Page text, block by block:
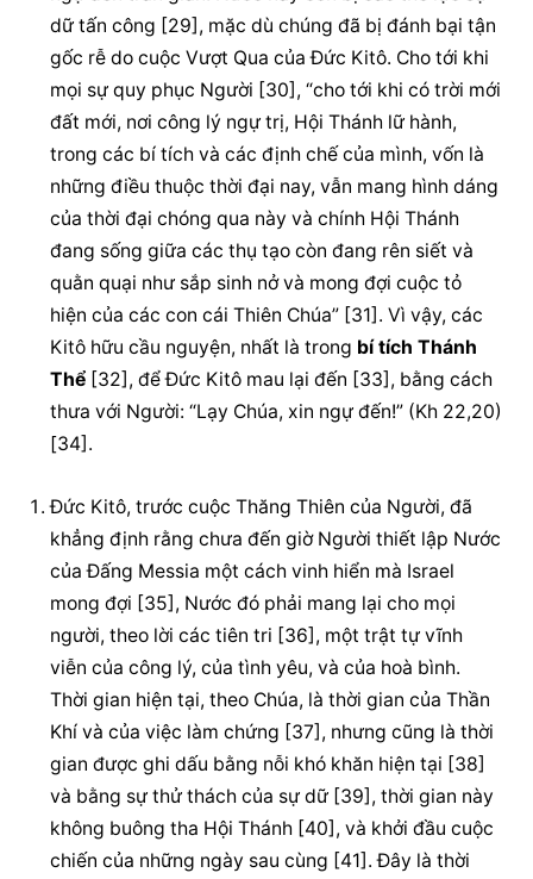
dữ tấn công [29], mặc dù chúng đã bị đánh bại tận
gốc rễ do cuộc Vượt Qua của Đức Kitô. Cho tới khi
mọi sự quy phục Người [30], “cho tới khi có trời mới
đất mới, nơi công lý ngự trị, Hội Thánh lữ hành,
trong các bí tích và các định chế của mình, vốn là
những điều thuộc thời đại nay, vẫn mang hình dáng
của thời đại chóng qua này và chính Hội Thánh
đang sống giữa các thụ tạo còn đang rên siết và
quằn quại như sắp sinh nở và mong đợi cuộc tỏ
hiện của các con cái Thiên Chúa” [31]. Vì vậy, các
Kitô hữu cầu nguyện, nhất là trong bí tích Thánh
Thể [32], để Đức Kitô mau lại đến [33], bằng cách
thưa với Người: “Lạy Chúa, xin ngự đến!” (Kh 22,20)
[34].
Đức Kitô, trước cuộc Thăng Thiên của Người, đã
khẳng định rằng chưa đến giờ Người thiết lập Nước
của Đấng Messia một cách vinh hiển mà Israel
mong đợi [35], Nước đó phải mang lại cho mọi
người, theo lời các tiên tri [36], một trật tự vĩnh
viễn của công lý, của tình yêu, và của hoà bình.
Thời gian hiện tại, theo Chúa, là thời gian của Thần
Khí và của việc làm chứng [37], nhưng cũng là thời
gian được ghi dấu bằng nỗi khó khăn hiện tại [38]
và bằng sự thử thách của sự dữ [39], thời gian này
không buông tha Hội Thánh [40], và khởi đầu cuộc
chiến của những ngày sau cùng [41]. Đây là thời